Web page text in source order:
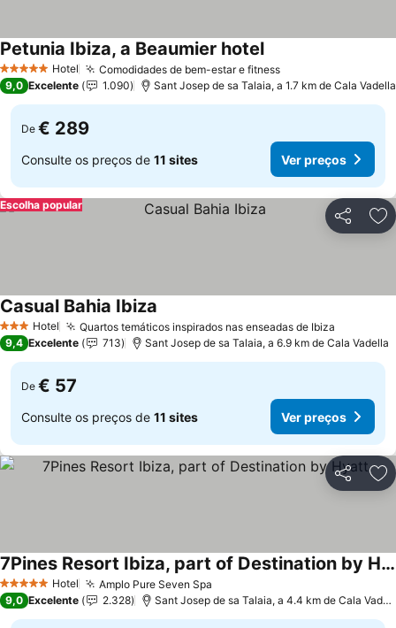
5 Estrelas Hotel Comodidades de bem-estar e fitness
Petunia Ibiza, a Beaumier hotel
9,0 Excelente 1.090 Sant Josep de sa Talaia, a 1.7 km de Cala Vadella
De € 289
Consulte os preços de 11 sites Ver preços
Partilhar
Escolha popular
3 EstrelasHotel Quartos temáticos inspirados nas enseadas de Ibiza
Casual Bahia Ibiza
9,4 Excelente 713 Sant Josep de sa Talaia, a 6.9 km de Cala Vadella
De € 57
Consulte os preços de 11 sites Ver preços
Partilhar
5 Estrelas Hotel Amplo Pure Seven Spa
7Pines Resort Ibiza, part of Destination by Hyatt
9,0 Excelente 2.328 Sant Josep de sa Talaia, a 4.4 km de Cala Vadella